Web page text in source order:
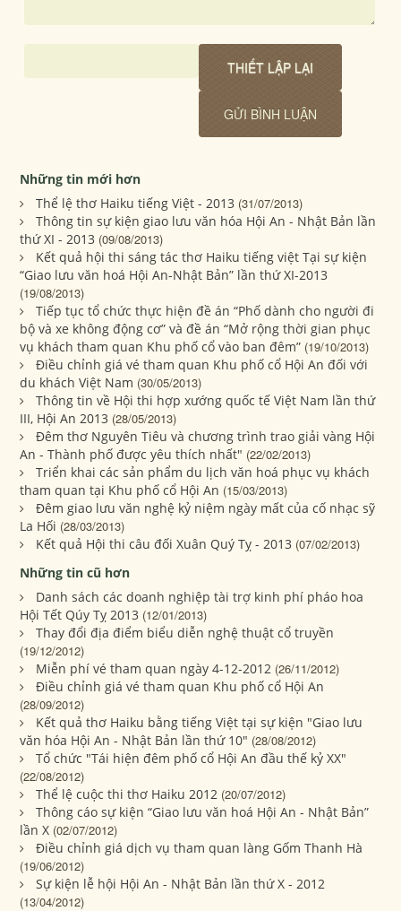
Những tin mới hơn
Thể lệ thơ Haiku tiếng Việt - 2013 (31/07/2013)
Thông tin sự kiện giao lưu văn hóa Hội An - Nhật Bản lần
thứ XI - 2013 (09/08/2013)
Kết quả hội thi sáng tác thơ Haiku tiếng việt Tại sự kiện
“Giao lưu văn hoá Hội An-Nhật Bản” lần thứ XI-2013
(19/08/2013)
Tiếp tục tổ chức thực hiện đề án “Phố dành cho người đi
bộ và xe không động cơ” và đề án “Mở rộng thời gian phục
vụ khách tham quan Khu phố cổ vào ban đêm” (19/10/2013)
Điều chỉnh giá vé tham quan Khu phố cổ Hội An đối với
du khách Việt Nam (30/05/2013)
Thông tin về Hội thi hợp xướng quốc tế Việt Nam lần thứ
III, Hội An 2013 (28/05/2013)
Đêm thơ Nguyên Tiêu và chương trình trao giải vàng Hội
An - Thành phố được yêu thích nhất" (22/02/2013)
Triển khai các sản phẩm du lịch văn hoá phục vụ khách
tham quan tại Khu phố cổ Hội An (15/03/2013)
Đêm giao lưu văn nghệ kỷ niệm ngày mất của cố nhạc sỹ
La Hối (28/03/2013)
Kết quả Hội thi câu đối Xuân Quý Tỵ - 2013 (07/02/2013)
Những tin cũ hơn
Danh sách các doanh nghiệp tài trợ kinh phí pháo hoa
Hội Tết Qúy Tỵ 2013 (12/01/2013)
Thay đổi địa điểm biểu diễn nghệ thuật cổ truyền
(19/12/2012)
Miễn phí vé tham quan ngày 4-12-2012 (26/11/2012)
Điều chỉnh giá vé tham quan Khu phố cổ Hội An
(28/09/2012)
Kết quả thơ Haiku bằng tiếng Việt tại sự kiện "Giao lưu
văn hóa Hội An - Nhật Bản lần thứ 10" (28/08/2012)
Tổ chức "Tái hiện đêm phố cổ Hội An đầu thế kỷ XX"
(22/08/2012)
Thể lệ cuộc thi thơ Haiku 2012 (20/07/2012)
Thông cáo sự kiện “Giao lưu văn hoá Hội An - Nhật Bản”
lần X (02/07/2012)
Điều chỉnh giá dịch vụ tham quan làng Gốm Thanh Hà
(19/06/2012)
Sự kiện lễ hội Hội An - Nhật Bản lần thứ X - 2012
(13/04/2012)